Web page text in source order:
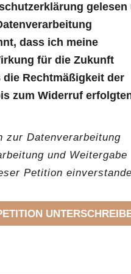
gelesen
dass ich meine
für die Zukunft
Rechtmäßigkeit der
zum Widerruf
zur Datenverarbeitung
und Weitergabe
Petition